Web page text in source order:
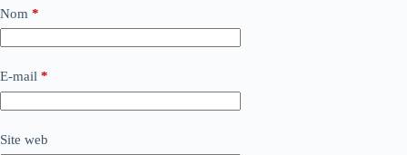
Nom *
E-mail *
Site web